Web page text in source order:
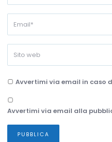
Avvertimi via email in caso
Avvertimi via email alla